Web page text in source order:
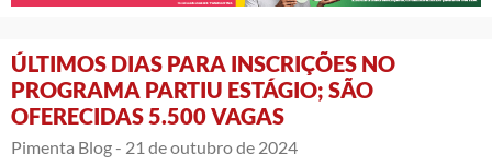
ÚLTIMOS DIAS PARA INSCRIÇÕES NO
PROGRAMA PARTIU ESTÁGIO; SÃO
OFERECIDAS 5.500 VAGAS
Pimenta Blog - 21 de outubro de 2024